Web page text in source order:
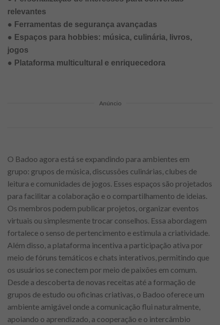
relevantes
● Ferramentas de segurança avançadas
● Espaços para hobbies: música, culinária, livros,
jogos
● Plataforma multicultural e enriquecedora
Anúncio
O Badoo agora está se expandindo para ambientes em
grupo: grupos de música, discussões culinárias, clubes de
leitura e comunidades de jogos. Esses espaços são projetados
para facilitar a colaboração e o compartilhamento de ideias.
Os membros podem publicar projetos, organizar eventos
virtuais ou simplesmente trocar conselhos. Essa abordagem
fortalece o senso de pertencimento e estimula a criatividade.
Além disso, a plataforma incentiva a participação ativa por
meio de fóruns temáticos e chats interativos, permitindo que
os usuários se conectem por meio de paixões em comum.
Desde a descoberta de novas receitas até a formação de
grupos de estudo ou oficinas criativas, o Badoo oferece um
ambiente amigável onde a comunicação flui naturalmente,
apoiando o aprendizado, a cooperação e o intercâmbio